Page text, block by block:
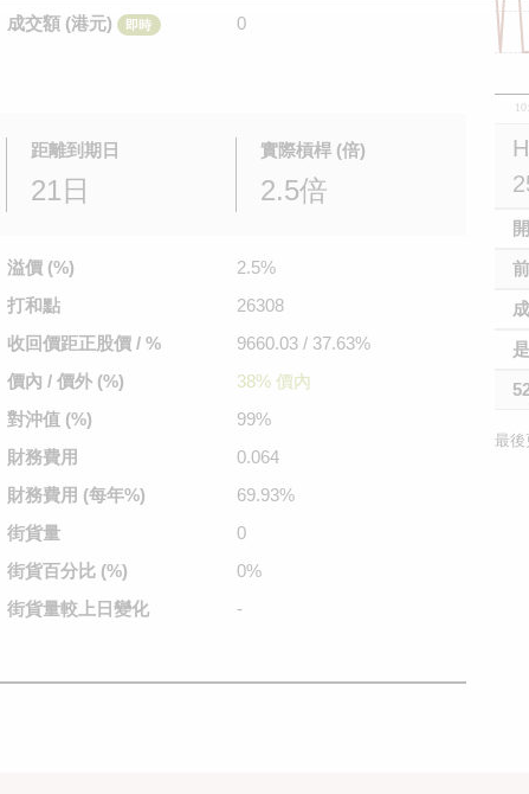
成交額 (港元)
即時 0
距離到期日
21日
實際槓桿 (倍)
2.5倍
溢價 (%)
2.5%
打和點
26308
收回價距正股價 / %
9660.03 / 37.63%
價內 / 價外 (%)
38% 價內
對沖值 (%)
99%
財務費用
0.064
財務費用 (每年%)
69.93%
街貨量
0
街貨百分比 (%)
0%
街貨量較 上日變化 -
最後